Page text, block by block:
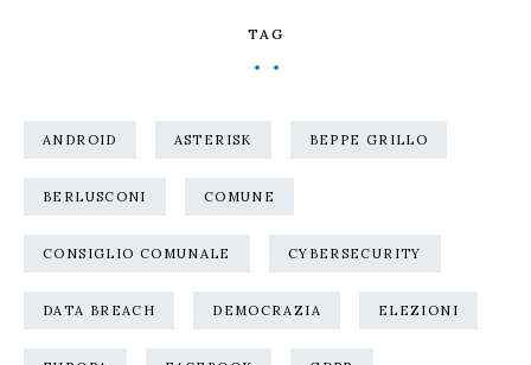
TAG
ANDROID ASTERISK BEPPE GRILLO
BERLUSCONI COMUNE
CONSIGLIO COMUNALE CYBERSECURITY
DATA BREACH DEMOCRAZIA ELEZIONI